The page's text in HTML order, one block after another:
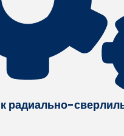
к радиально-